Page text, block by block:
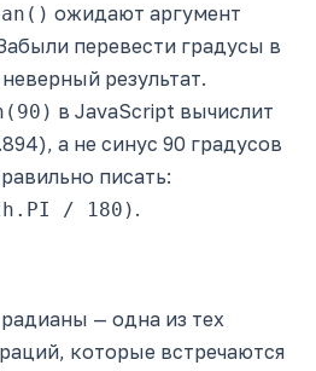
ожидают аргумент
перевести градусы в
результат.
в JavaScript вычислит
а не синус 90 градусов
писать:
/ 180) .
— одна из тех
которые встречаются